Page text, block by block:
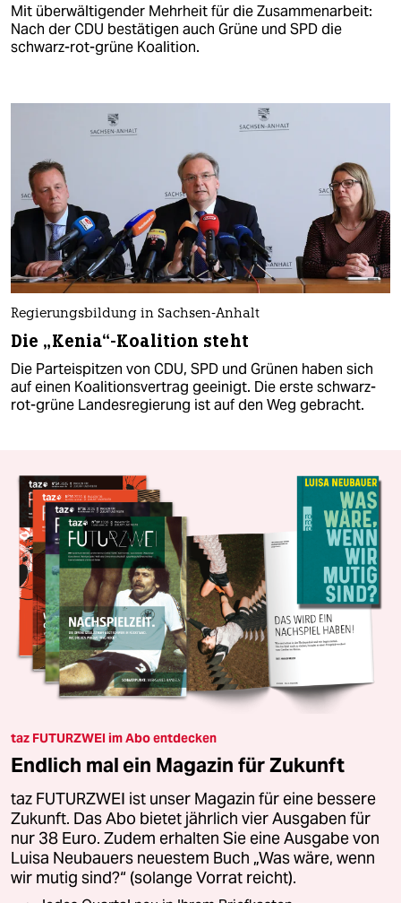
Mit überwältigender Mehrheit für die Zusammenarbeit:
Nach der CDU bestätigen auch Grüne und SPD die
schwarz-rot-grüne Koalition.
Regierungsbildung in Sachsen-Anhalt
Die „Kenia“-Koalition steht
Die Parteispitzen von CDU, SPD und Grünen haben sich
auf einen Koalitionsvertrag geeinigt. Die erste schwarz-
rot-grüne Landesregierung ist auf den Weg gebracht.
taz FUTURZWEI im Abo entdecken
Endlich mal ein Magazin für Zukunft
taz FUTURZWEI ist unser Magazin für eine bessere
Zukunft. Das Abo bietet jährlich vier Ausgaben für
nur 38 Euro. Zudem erhalten Sie eine Ausgabe von
Luisa Neubauers neuestem Buch „Was wäre, wenn
wir mutig sind?“ (solange Vorrat reicht).